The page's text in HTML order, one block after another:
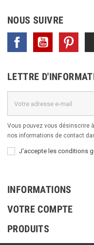
NOUS SUIVRE
Facebook YouTube
LETTRE
Vous pouvez vous désinscrire
nos informations de contact
J'accepte les conditions
INFORMATIONS
VOTRE COMPTE
PRODUITS